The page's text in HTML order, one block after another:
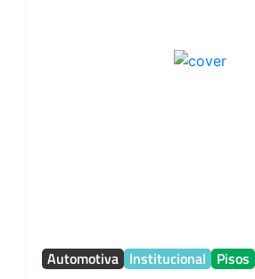
Automotiva Institucional Pisos